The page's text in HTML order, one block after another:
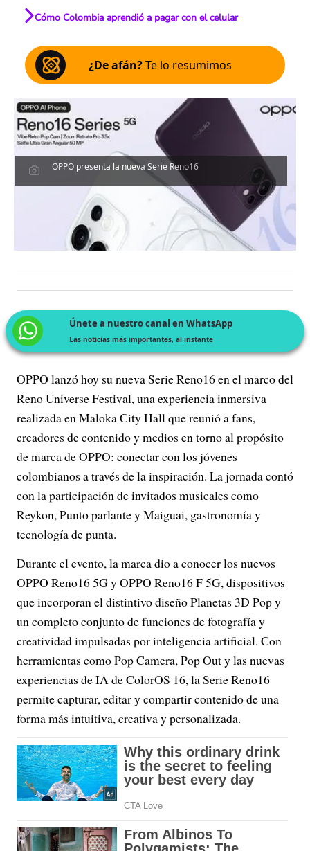
Cómo Colombia aprendió a pagar con el celular
¿De afán?Te lo resumimos
OPPO presenta la nueva Serie Reno16
Únete a nuestro canal en WhatsApp
Las noticias más importantes, al instante
OPPO lanzó hoy su nueva Serie Reno16 en el marco del
Reno Universe Festival, una experiencia inmersiva
realizada en Maloka City Hall que reunió a fans,
creadores de contenido y medios en torno al propósito
de marca de OPPO: conectar con los jóvenes
colombianos a través de la inspiración. La jornada contó
con la participación de invitados musicales como
Reykon, Punto parlante y Maiguai, gastronomía y
tecnología de punta.
Durante el evento, la marca dio a conocer los nuevos
OPPO Reno16 5G y OPPO Reno16 F 5G, dispositivos
que incorporan el distintivo diseño Planetas 3D Pop y
un completo conjunto de funciones de fotografía y
creatividad impulsadas por inteligencia artificial. Con
herramientas como Pop Camera, Pop Out y las nuevas
experiencias de IA de ColorOS 16, la Serie Reno16
permite capturar, editar y compartir contenido de una
forma más intuitiva, creativa y personalizada.